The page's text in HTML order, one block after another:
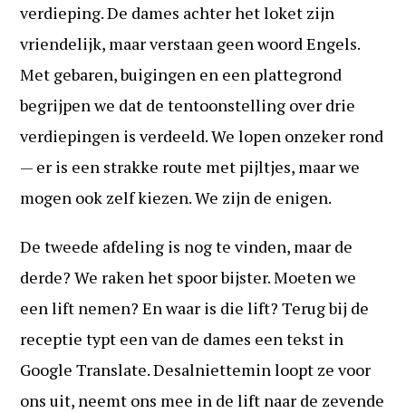
verdieping. De dames achter het loket zijn
vriendelijk, maar verstaan geen woord Engels.
Met gebaren, buigingen en een plattegrond
begrijpen we dat de tentoonstelling over drie
verdiepingen is verdeeld. We lopen onzeker rond
— er is een strakke route met pijltjes, maar we
mogen ook zelf kiezen. We zijn de enigen.
De tweede afdeling is nog te vinden, maar de
derde? We raken het spoor bijster. Moeten we
een lift nemen? En waar is die lift? Terug bij de
receptie typt een van de dames een tekst in
Google Translate. Desalniettemin loopt ze voor
ons uit, neemt ons mee in de lift naar de zevende